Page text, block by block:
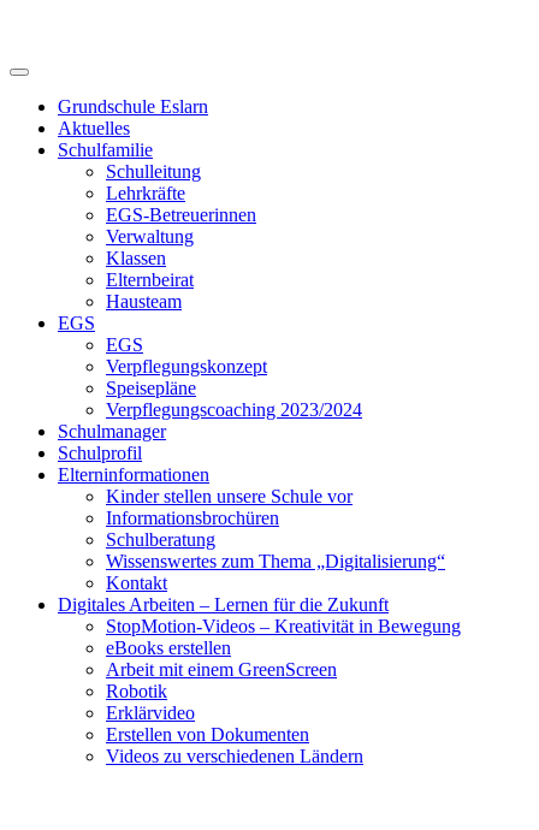
Grundschule Eslarn
Aktuelles
Schulfamilie
Schulleitung
Lehrkräfte
EGS-Betreuerinnen
Verwaltung
Klassen
Elternbeirat
Hausteam
EGS
EGS
Verpflegungskonzept
Speisepläne
Verpflegungscoaching 2023/2024
Schulmanager
Schulprofil
Elterninformationen
Kinder stellen unsere Schule vor
Informationsbrochüren
Schulberatung
Wissenswertes zum Thema „Digitalisierung“
Kontakt
Digitales Arbeiten – Lernen für die Zukunft
StopMotion-Videos – Kreativität in Bewegung
eBooks erstellen
Arbeit mit einem GreenScreen
Robotik
Erklärvideo
Erstellen von Dokumenten
Videos zu verschiedenen Ländern